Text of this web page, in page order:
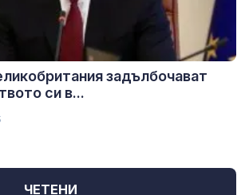
ЧЕТЕНИ
задълбочават
си в...